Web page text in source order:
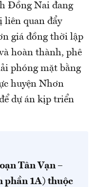
Đồng Nai đang
liên quan đẩy
giá đồng thời lập
hoàn thành, phê
phóng mặt bằng
huyện Nhơn
dự án kịp triển
Tân Vạn –
phần 1A) thuộc